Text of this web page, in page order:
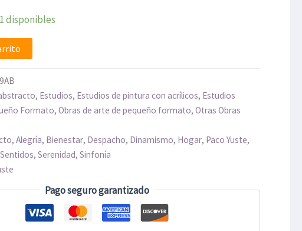
1 disponibles
, Estudios, Estudios de pintura con acrílicos, Estudios
Formato,Obras de arte de pequeño formato,Otras Obras
,Alegría, Bienestar, Despacho, Dinamismo, Hogar, Paco Yuste,
Sentidos,Serenidad,Sinfonía
Pago seguro garantizado